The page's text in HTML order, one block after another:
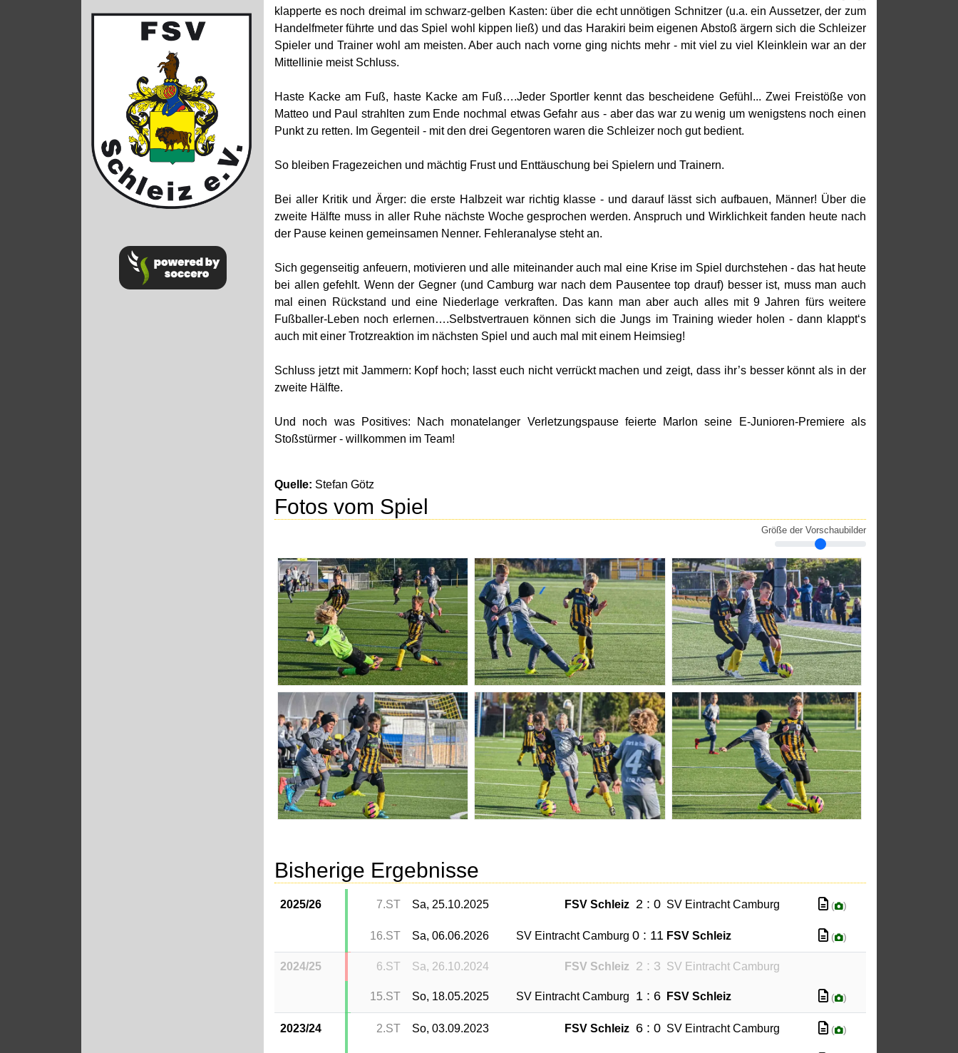
klapperte es noch dreimal im schwarz-gelben Kasten: über die echt unnötigen Schnitzer (u.a. ein Aussetzer, der zum
Handelfmeter führte und das Spiel wohl kippen ließ) und das Harakiri beim eigenen Abstoß ärgern sich die Schleizer
Spieler und Trainer wohl am meisten. Aber auch nach vorne ging nichts mehr - mit viel zu viel Kleinklein war an der
Mittellinie meist Schluss.
Haste Kacke am Fuß, haste Kacke am Fuß….Jeder Sportler kennt das bescheidene Gefühl... Zwei Freistöße von
Matteo und Paul strahlten zum Ende nochmal etwas Gefahr aus - aber das war zu wenig um wenigstens noch einen
Punkt zu retten. Im Gegenteil - mit den drei Gegentoren waren die Schleizer noch gut bedient.
So bleiben Fragezeichen und mächtig Frust und Enttäuschung bei Spielern und Trainern.
Bei aller Kritik und Ärger: die erste Halbzeit war richtig klasse - und darauf lässt sich aufbauen, Männer! Über die
zweite Hälfte muss in aller Ruhe nächste Woche gesprochen werden. Anspruch und Wirklichkeit fanden heute nach
der Pause keinen gemeinsamen Nenner. Fehleranalyse steht an.
Sich gegenseitig anfeuern, motivieren und alle miteinander auch mal eine Krise im Spiel durchstehen - das hat heute
bei allen gefehlt. Wenn der Gegner (und Camburg war nach dem Pausentee top drauf) besser ist, muss man auch
mal einen Rückstand und eine Niederlage verkraften. Das kann man aber auch alles mit 9 Jahren fürs weitere
Fußballer-Leben noch erlernen….Selbstvertrauen können sich die Jungs im Training wieder holen - dann klappt‘s
auch mit einer Trotzreaktion im nächsten Spiel und auch mal mit einem Heimsieg!
Schluss jetzt mit Jammern: Kopf hoch; lasst euch nicht verrückt machen und zeigt, dass ihr’s besser könnt als in der
zweite Hälfte.
Und noch was Positives: Nach monatelanger Verletzungspause feierte Marlon seine E-Junioren-Premiere als
Stoßstürmer - willkommen im Team!
Quelle: Stefan Götz
Fotos vom Spiel
Größe der Vorschaubilder
Bisherige Ergebnisse
2025/26 7.ST Sa, 25.10.2025 FSV Schleiz 2 : 0 SV Eintracht Camburg ( )
16.ST Sa, 06.06.2026 SV Eintracht Camburg 0 : 11 FSV Schleiz ( )
2024/25 6.ST Sa, 26.10.2024 FSV Schleiz 2 : 3 SV Eintracht Camburg
15.ST So, 18.05.2025 SV Eintracht Camburg 1 : 6 FSV Schleiz ( )
2023/24 2.ST So, 03.09.2023 FSV Schleiz 6 : 0 SV Eintracht Camburg ( )